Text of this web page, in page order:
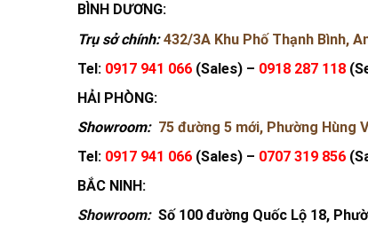
BÌNH DƯƠNG:
Trụ sở chính:432/3A Khu Phố Thạnh Bình,
Tel: 0917 941 066 (Sales) – 0918 287 118
HẢI PHÒNG:
Showroom: 75 đường 5 mới, Phường Hùng
Tel: 0917 941 066 (Sales) – 0707 319 856
BẮC NINH:
Showroom: Số 100 đường Quốc Lộ 18,